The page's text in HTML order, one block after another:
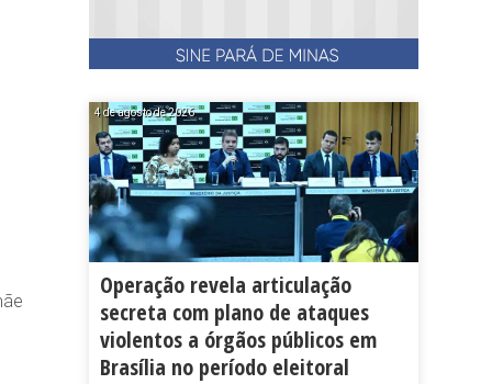
4 de agosto de 2026
Operação revela articulação
secreta com plano de ataques
violentos a órgãos públicos em
Brasília no período eleitoral